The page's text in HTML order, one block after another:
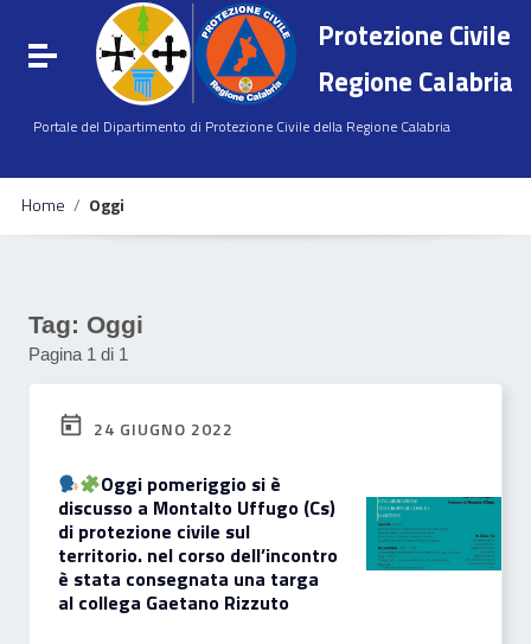
Vai ai contenuti
Vai al menu di navigazione
Vai al footer
Attiva / disattiva la navigazione
Protezione Civile
Regione Calabria
Portale del Dipartimento di Protezione Civile della Regione Calabria
Home / Oggi
Tag: Oggi
Pagina 1 di 1
24 GIUGNO 2022
Oggi pomeriggio si è
discusso a Montalto Uffugo (Cs)
di protezione civile sul
territorio. nel corso dell’incontro
è stata consegnata una targa
al collega Gaetano Rizzuto